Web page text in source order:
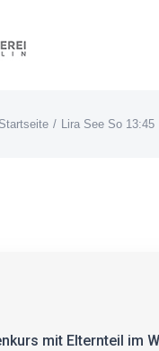
Startseite Lira See So 13:45
mit Elternteil im